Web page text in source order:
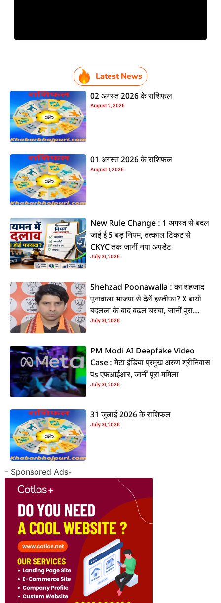
Latest News
02 अगस्त 2026 के राशिफल
August 2, 2026
01 अगस्त 2026 के राशिफल
August 1, 2026
New Rule Change : 1 अगस्त से बदल
जाई ई 5 बड़ नियम, तत्काल टिकट से
CKYC तक जानीं नया अपडेट
July 31, 2026
Shehzad Poonawalla : का शहजाद
पूनावाला भाजपा से देलें इस्तीफा? X बायो
बदलला के बाद बढ़ल चरचा, जानीं पूरा
ममिला
July 31, 2026
PM Modi AI Deepfake Video
Case : मेटा इंडिया प्रमुख अरुण श्रीनिवास
पs एफआईआर, जानीं पूरा ममिला
July 31, 2026
31 जुलाई 2026 के राशिफल
July 31, 2026
- Sponsored Ads-